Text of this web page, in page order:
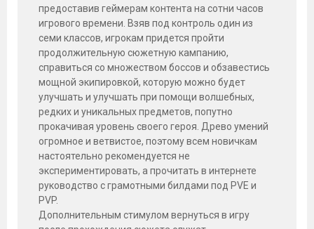
предоставив геймерам контента на сотни часов
игрового времени. Взяв под контроль один из
семи классов, игрокам придется пройти
продолжительную сюжетную кампанию,
справиться со множеством боссов и обзавестись
мощной экипировкой, которую можно будет
улучшать и улучшать при помощи волшебных,
редких и уникальных предметов, попутно
прокачивая уровень своего героя. Древо умений
огромное и ветвистое, поэтому всем новичкам
настоятельно рекомендуется не
экспериментировать, а прочитать в интернете
руководство с грамотными билдами под PVE и
PVP.
Дополнительным стимулом вернуться в игру